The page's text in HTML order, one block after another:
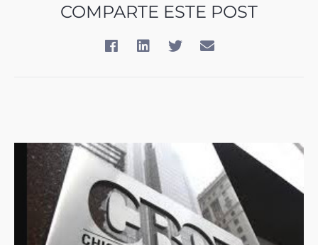
COMPARTE ESTE POST